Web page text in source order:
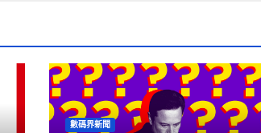
數碼界新聞